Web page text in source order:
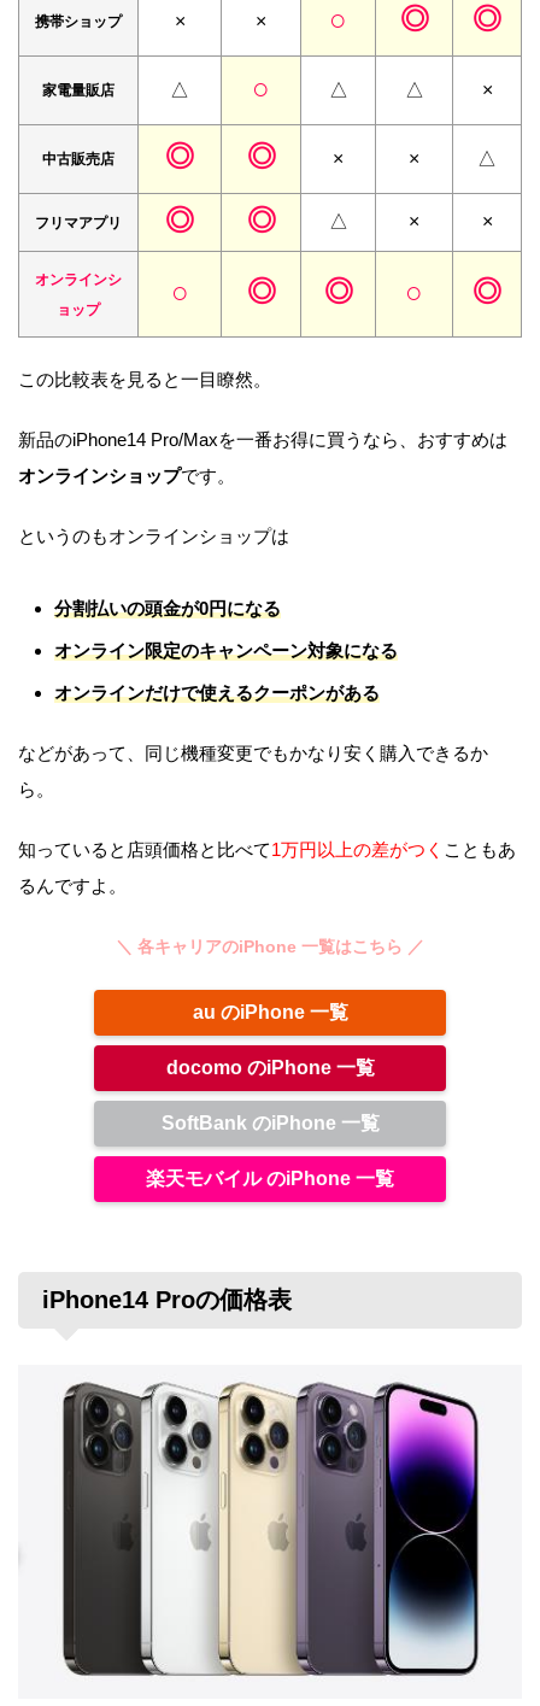
携帯ショップ × × ○ ◎ ◎
家電量販店 △ ○ △ △ ×
中古販売店 ◎ ◎ × × △
フリマアプリ ◎ ◎ △ × ×
オンラインシ
ョップ
○ ◎ ◎ ○ ◎
この比較表を見ると一目瞭然。
新品のiPhone14 Pro/Maxを一番お得に買うなら、おすすめは
オンラインショップです。
というのもオンラインショップは
分割払いの頭金が0円になる
オンライン限定のキャンペーン対象になる
オンラインだけで使えるクーポンがある
などがあって、同じ機種変更でもかなり安く購入できるか
ら。
知っていると店頭価格と比べて1万円以上の差がつく こともあ
るんですよ。
＼ 各キャリアのiPhone 一覧はこちら ／
au のiPhone 一覧
docomo のiPhone 一覧
SoftBank のiPhone 一覧
楽天モバイル のiPhone 一覧
iPhone14 Proの価格表